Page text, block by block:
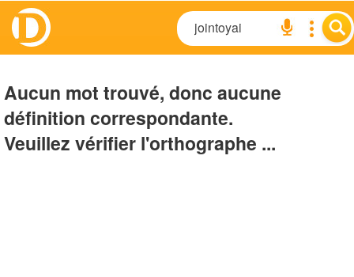
Aucun mot trouvé, donc aucune
définition correspondante.
Veuillez vérifier l'orthographe ...